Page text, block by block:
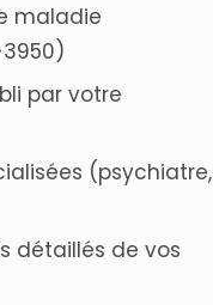
maladie
par votre
(psychiatre,
détaillés de vos